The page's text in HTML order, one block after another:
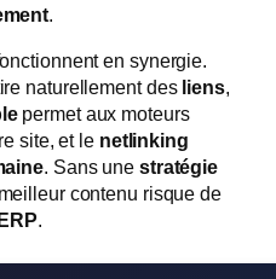
en synergie.
naturellement des liens,
permet aux moteurs
site, et le netlinking
. Sans une stratégie
contenu risque de
.